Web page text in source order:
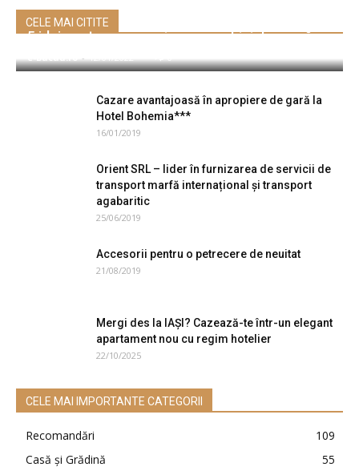
CELE MAI CITITE
5 idei pentru accesorizarea rochiei de seară
e-Bacau.ro - 12/01/2022 0
Cazare avantajoasă în apropiere de gară la
Hotel Bohemia***
16/01/2019
Orient SRL – lider în furnizarea de servicii de
transport marfă internațional și transport
agabaritic
25/06/2019
Accesorii pentru o petrecere de neuitat
21/08/2019
Mergi des la IAŞI? Cazează-te într-un elegant
apartament nou cu regim hotelier
22/10/2025
CELE MAI IMPORTANTE CATEGORII
Recomandări
109
Casă şi Grădină
55